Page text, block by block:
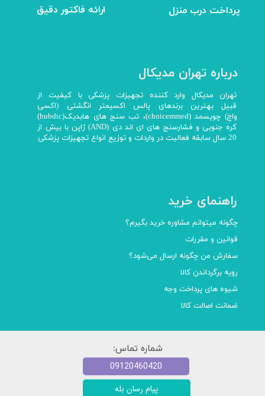
ارائه فاکتور دقیق پرداخت درب منزل
درباره تهران مدیکال
تهران مدیکال وارد کننده تجهیزات پزشکی با کیفیت از
قبیل بهترین برندهای پالس اکسیمتر انگشتی (اکسی
واچ) چویسمد (choicemmed)، تب سنج های هابدیک(hubdic)
کره جنوبی و فشارسنج های ای اند دی (AND) ژاپن با بیش از
20 سال سابقه فعالیت در واردات و توزیع انواع تجهیزات پزشکی
راهنمای خرید
چگونه میتوانم مشاوره خرید بگیرم؟
قوانین و مقررات
سفارش من چگونه ارسال می‌شود؟
رویه برگرداندن کالا
شیوه های پرداخت وجه
ضمانت اصالت کالا
شماره تماس:
پیام رسان بله
09120460420